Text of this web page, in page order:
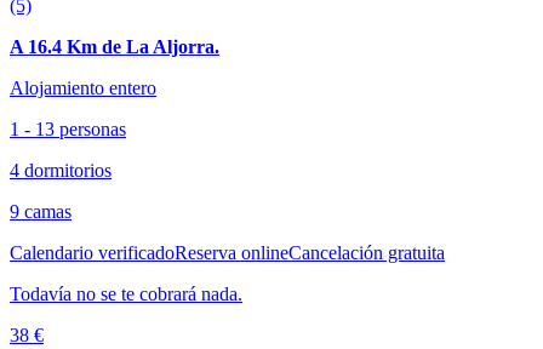
(5)
A 16.4 Km de La Aljorra.
Alojamiento entero
1 - 13 personas
4 dormitorios
9 camas
Calendario verificadoReserva onlineCancelación gratuita
Todavía no se te cobrará nada.
38 €